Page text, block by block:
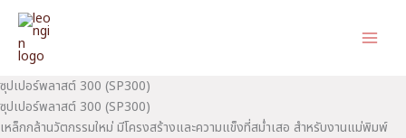
Skip
content
ซุปเปอร์พลาสต์ 300 (SP300)
ซุปเปอร์พลาสต์ 300 (SP300)
เหล็กกล้านวัตกรรมใหม่ มีโครงสร้างและความแข็งที่สม่ำเสอ สำหรับงานแม่พิมพ์